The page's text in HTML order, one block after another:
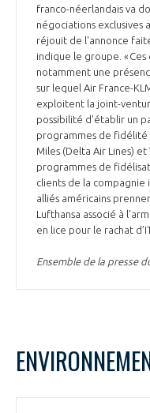
franco-néerlandais va
négociations exclusives
réjouit de l'annonce
indique le groupe. «
notamment une
sur lequel Air France-
exploitent la joint-
possibilité d'établir un
programmes de fidélité
Miles (Delta Air Lines)
programmes de
clients de la compagnie
alliés américains
Lufthansa associé à
en lice pour le rachat
Ensemble de la presse